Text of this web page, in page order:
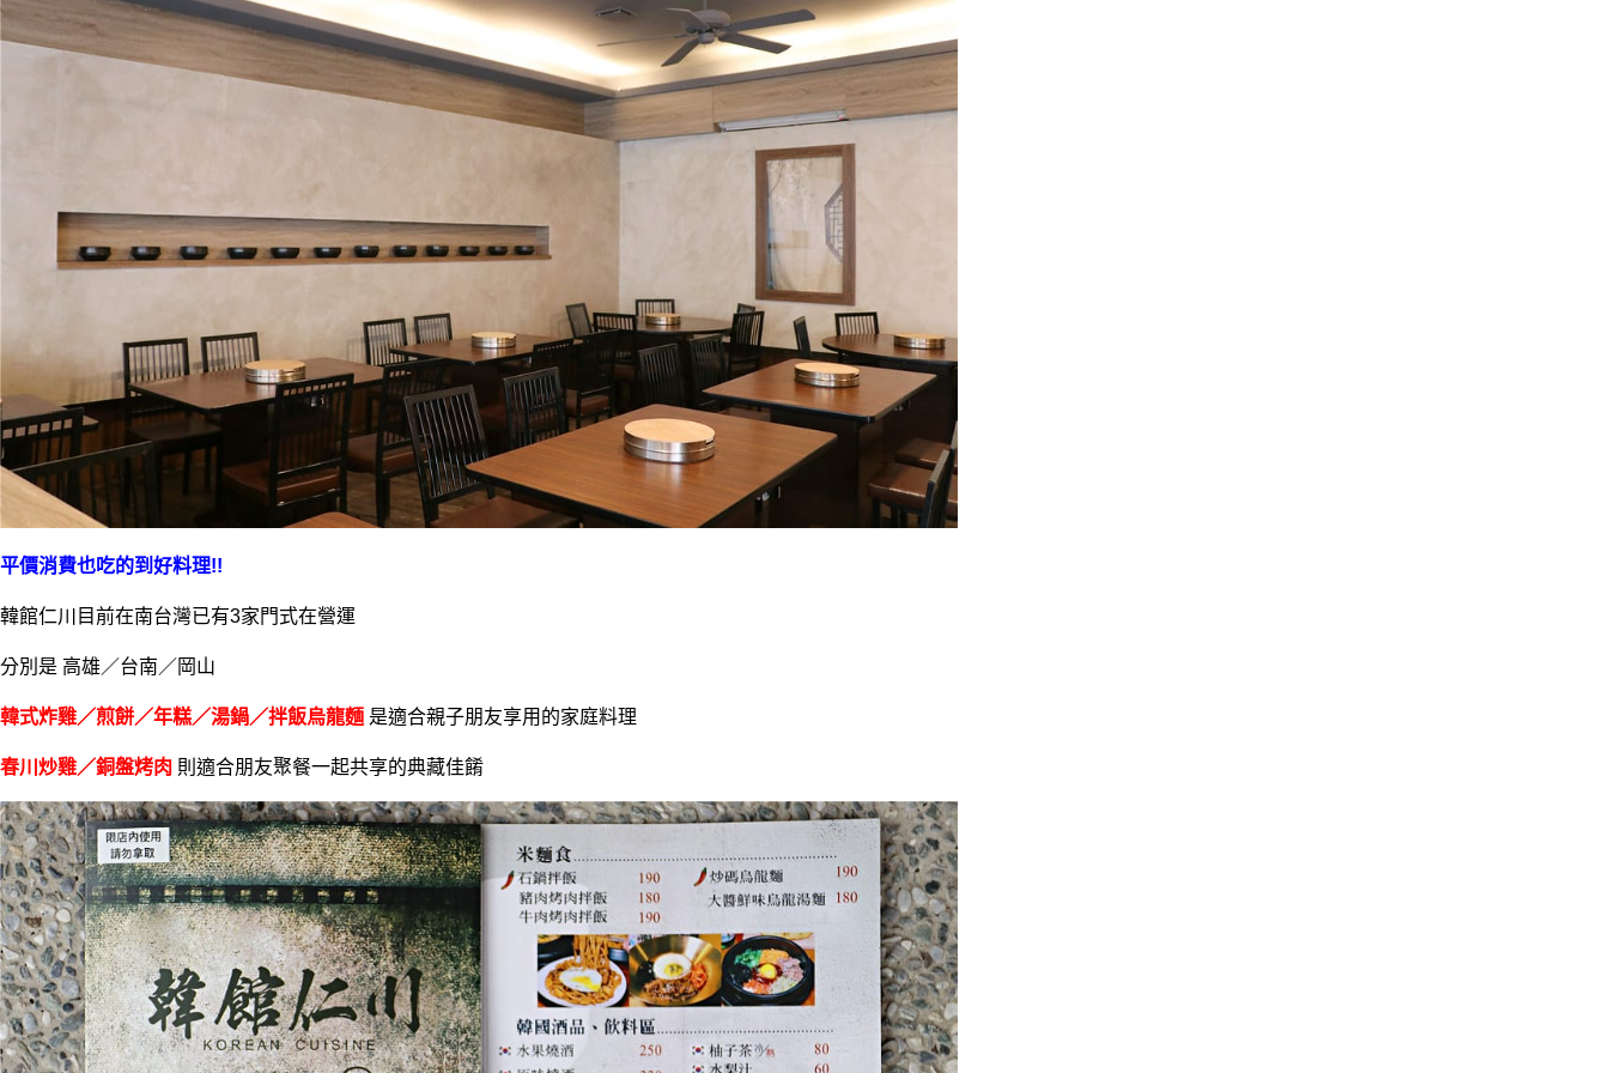
平價消費也吃的到好料理!!
韓館仁川目前在南台灣已有3家門式在營運
分別是 高雄／台南／岡山
韓式炸雞／煎餅／年糕／湯鍋／拌飯烏龍麵 是適合親子朋友享用的家庭料理
春川炒雞／銅盤烤肉 則適合朋友聚餐一起共享的典藏佳餚